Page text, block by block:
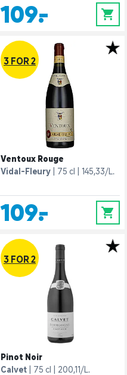
109,- 0
3 FOR 2
Ventoux Rouge
Vidal-Fleury
75 cl 145,33/L.
109,- 0
3 FOR 2
Pinot Noir
Calvet
75 cl 200,11/L.